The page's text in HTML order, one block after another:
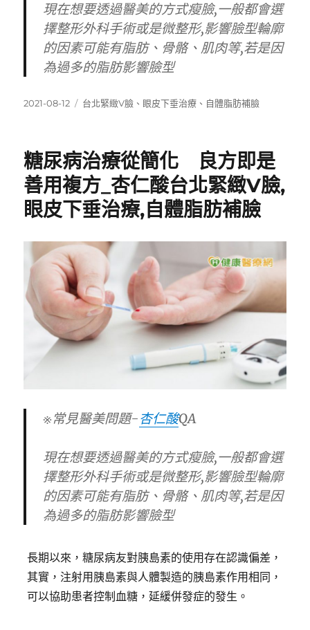
現在想要透過醫美的方式瘦臉,一般都會選
擇整形外科手術或是微整形,影響臉型輪廓
的因素可能有脂肪、骨骼、肌肉等,若是因
為過多的脂肪影響臉型
發
2021-08-12
標
台北緊緻V臉 、 眼皮下垂治療 、 自體脂肪補臉
糖尿病治療從簡化 良方即是
善用複方_杏仁酸台北緊緻V臉,
眼皮下垂治療,自體脂肪補臉
※常見醫美問題-杏仁酸QA
現在想要透過醫美的方式瘦臉,一般都會選
擇整形外科手術或是微整形,影響臉型輪廓
的因素可能有脂肪、骨骼、肌肉等,若是因
為過多的脂肪影響臉型
長期以來，糖尿病友對胰島素的使用存在認識偏差，
其實，注射用胰島素與人體製造的胰島素作用相同，
可以協助患者控制血糖，延緩併發症的發生。